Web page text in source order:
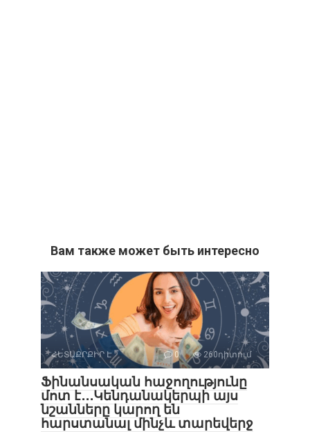
Вам также может быть интересно
ՀԵՏԱՔՐՔԻՐ Է 0 260դիտում
Ֆինանսական հաջողությունը
մոտ է․․․Կենդանակերպի այս
նշանները կարող են
հարստանալ մինչև տարեվերջ